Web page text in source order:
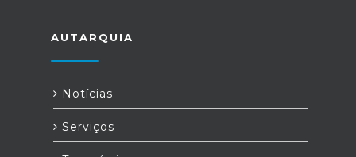
AUTARQUIA
Notícias
Serviços